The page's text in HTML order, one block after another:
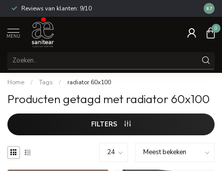
Reviews van klanten: 9/10 14
8.7
MENU
0
Home / Tags / radiator 60x100
Producten getagd met radiator 60x100
FILTERS